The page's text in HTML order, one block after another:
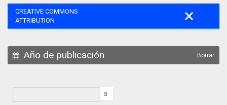
CREATIVE COMMONS
ATTRIBUTION
Año de publicación Borrar
a